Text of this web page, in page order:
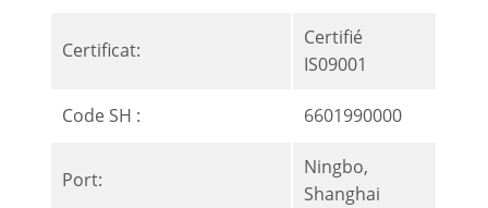
Certificat:
Certifié
IS09001
Code SH : 6601990000
Port:
Ningbo,
Shanghai